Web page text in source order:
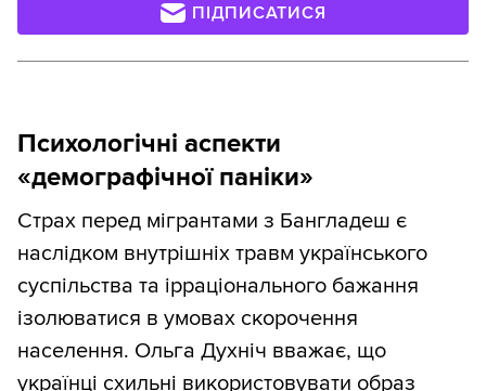
ПІДПИСАТИСЯ
Психологічні аспекти
«демографічної паніки»
Страх перед мігрантами з Бангладеш є
наслідком внутрішніх травм українського
суспільства та ірраціонального бажання
ізолюватися в умовах скорочення
населення. Ольга Духніч вважає, що
українці схильні використовувати образ